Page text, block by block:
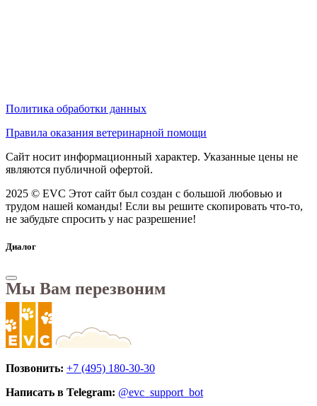
Политика обработки данных
Правила оказания ветеринарной помощи
Сайт носит информационный характер. Указанные цены не
являются публичной офертой.
2025 © EVC Этот сайт был создан с большой любовью и
трудом нашей команды! Если вы решите скопировать что-то,
не забудьте спросить у нас разрешение!
Диалог
Мы Вам перезвоним
Позвонить: +7 (495) 180-30-30
Написать в Telegram: @evc_support_bot